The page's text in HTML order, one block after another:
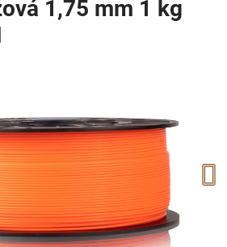
1,75 mm 1 kg